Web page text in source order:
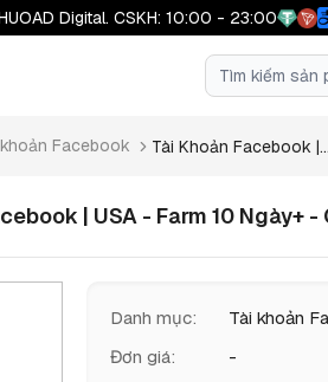
Digital. CSKH: 10:00 - 23:00
Facebook Tài Khoản Facebook |...
| USA - Farm 10
Danh mục:
Tài khoản
Đơn giá:
-